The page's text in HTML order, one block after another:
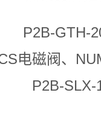
P2B-GTH-
电磁阀、
P2B-SLX-